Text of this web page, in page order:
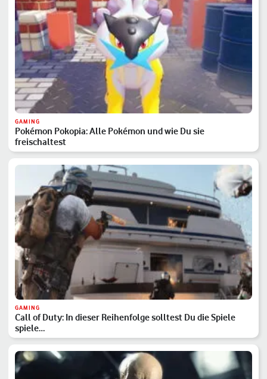
GAMING
Pokémon Pokopia: Alle Pokémon und wie Du sie
freischaltest
GAMING
Call of Duty: In dieser Reihenfolge solltest Du die Spiele
spiele…